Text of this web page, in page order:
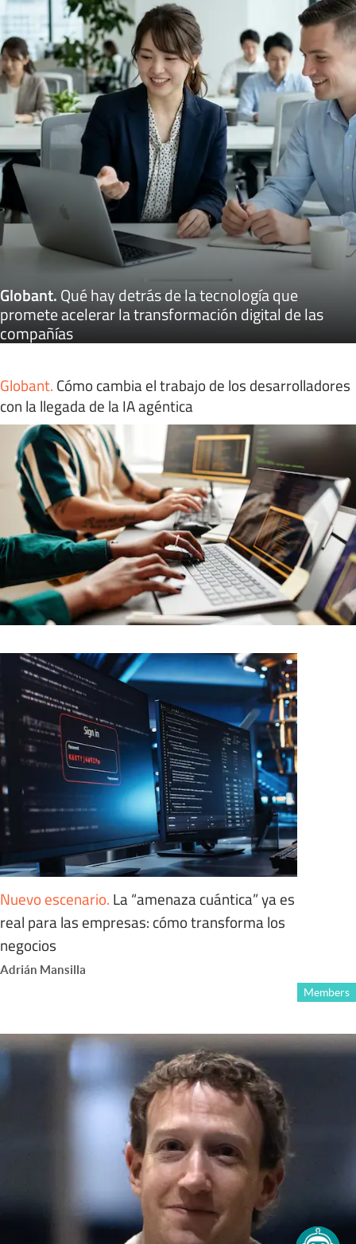
Globant.Qué hay detrás de la tecnología que
promete acelerar la transformación digital de las
compañías
Globant. Cómo cambia el trabajo de los desarrolladores
con la llegada de la IA agéntica
Nuevo escenario. La “amenaza cuántica” ya es
real para las empresas: cómo transforma los
negocios
Adrián Mansilla
Members